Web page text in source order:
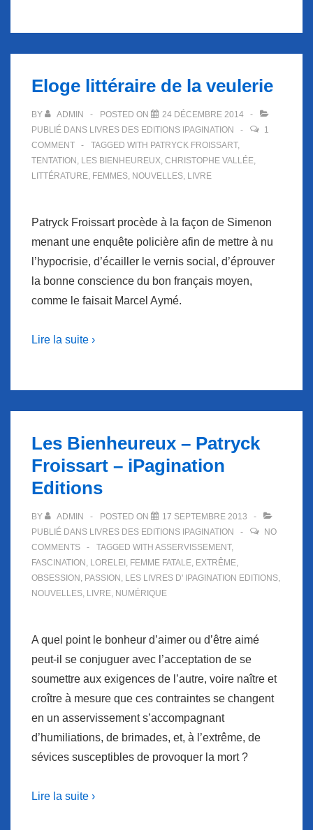
Eloge littéraire de la veulerie
BY ADMIN POSTED ON
24 DÉCEMBRE 2014
PUBLIÉ DANS LIVRES DES EDITIONS IPAGINATION
1
COMMENT
TAGGED WITH PATRYCK FROISSART,
TENTATION LES BIENHEUREUX CHRISTOPHE VALLÉE
LITTÉRATURE FEMMES NOUVELLES LIVRE
Patryck Froissart procède à la façon de Simenon
menant une enquête policière afin de mettre à nu
l’hypocrisie, d’écailler le vernis social, d’éprouver
la bonne conscience du bon français moyen,
comme le faisait Marcel Aymé.
Lire la suite ›
Les Bienheureux – Patryck
Froissart – iPagination
Editions
BY ADMIN POSTED ON
17 SEPTEMBRE 2013
PUBLIÉ DANS LIVRES DES EDITIONS IPAGINATION
NO
COMMENTS
TAGGED WITH ASSERVISSEMENT,
FASCINATION LORELEI FEMME FATALE EXTRÊME
OBSESSION PASSION LES LIVRES D' IPAGINATION EDITIONS
NOUVELLES LIVRE NUMÉRIQUE
A quel point le bonheur d’aimer ou d’être aimé
peut-il se conjuguer avec l’acceptation de se
soumettre aux exigences de l’autre, voire naître et
croître à mesure que ces contraintes se changent
en un asservissement s’accompagnant
d’humiliations, de brimades, et, à l’extrême, de
sévices susceptibles de provoquer la mort ?
Lire la suite ›